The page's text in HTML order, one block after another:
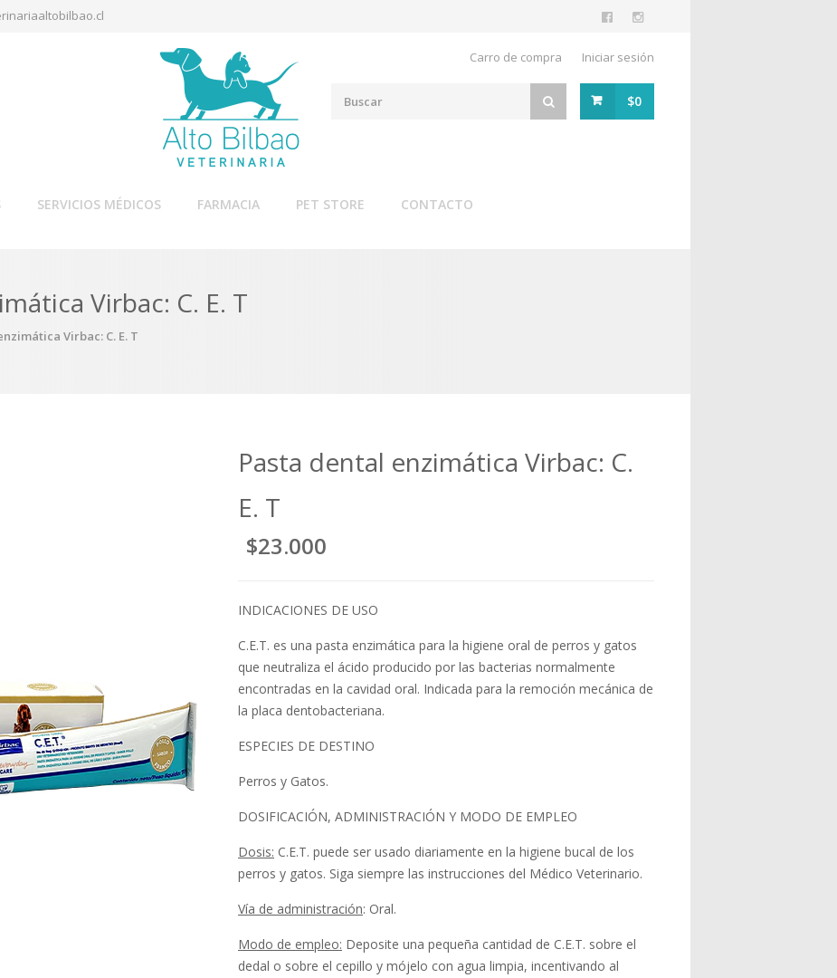
Carro de compra Iniciar sesión
$0
SERVICIOS MÉDICOS FARMACIA PET STORE CONTACTO
Virbac: C. E. T
Virbac: C. E. T
Pasta dental enzimática Virbac: C.
E. T
$23.000
INDICACIONES DE USO
C.E.T. es una pasta enzimática para la higiene oral de perros y gatos
que neutraliza el ácido producido por las bacterias normalmente
encontradas en la cavidad oral. Indicada para la remoción mecánica de
la placa dentobacteriana.
ESPECIES DE DESTINO
Perros y Gatos.
DOSIFICACIÓN, ADMINISTRACIÓN Y MODO DE EMPLEO
Dosis: C.E.T. puede ser usado diariamente en la higiene bucal de los
perros y gatos. Siga siempre las instrucciones del Médico Veterinario.
Vía de administración: Oral.
Modo de empleo: Deposite una pequeña cantidad de C.E.T. sobre el
dedal o sobre el cepillo y mójelo con agua limpia, incentivando al